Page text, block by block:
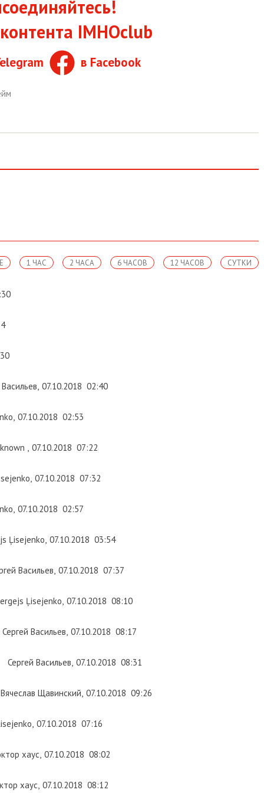
IMHOclub
в Facebook
СУТКИ
12 ЧАСОВ
6 ЧАСОВ
2 ЧАСА
1 ЧАС
, 07.10.2018 02:40
, 07.10.2018 02:53
, 07.10.2018 07:22
, 07.10.2018 07:32
, 07.10.2018 02:57
Ļisejenko, 07.10.2018 03:54
Васильев, 07.10.2018 07:37
Ļisejenko, 07.10.2018 08:10
Сергей Васильев, 07.10.2018 08:17
Сергей Васильев, 07.10.2018 08:31
Щавинский, 07.10.2018 09:26
, 07.10.2018 07:16
хаус, 07.10.2018 08:02
хаус, 07.10.2018 08:12